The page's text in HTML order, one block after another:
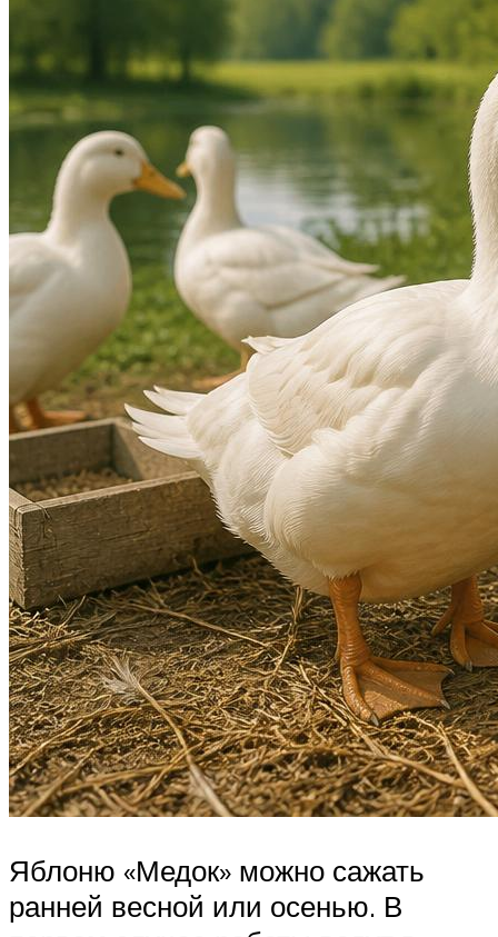
Яблоню «Медок» можно сажать
ранней весной или осенью. В